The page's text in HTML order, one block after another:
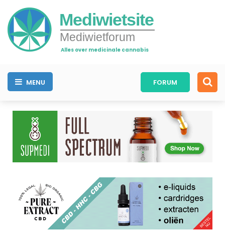
Mediwietsite
Mediwietforum
Alles over medicinale cannabis
MENU FORUM